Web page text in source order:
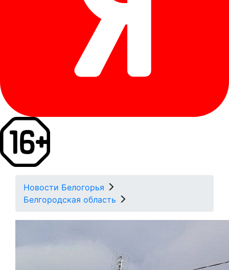
Новости Белогорья
Белгородская область